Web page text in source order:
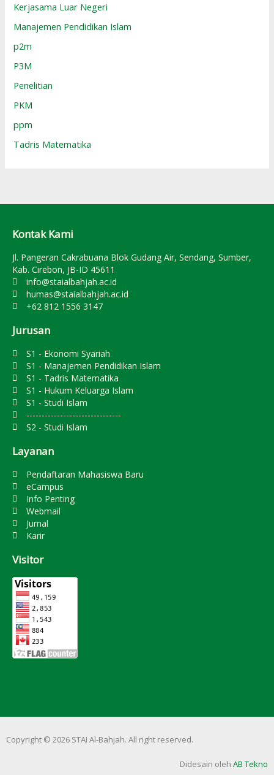
Kerjasama Luar Negeri
Manajemen Pendidikan Islam
p2m
P3M
Penelitian
PKM
ppm
Tadris Matematika
Kontak Kami
Jl. Pangeran Cakrabuana Blok Gudang Air, Sendang, Sumber,
Kab. Cirebon, JB-ID 45611
info@staialbahjah.ac.id
humas@staialbahjah.ac.id
+62 812 1556 3147
Jurusan
S1 - Ekonomi Syariah
S1 - Manajemen Pendidikan Islam
S1 - Tadris Matematika
S1 - Hukum Keluarga Islam
S1 - Studi Islam
-------------------------------
S2 - Studi Islam
Layanan
Pendaftaran Mahasiswa Baru
eCampus
Info Penting
Webmail
Jurnal
Karir
Visitor
Copyright © 2026 STAI Al-Bahjah. All right reserved.
Didesain oleh AB Tekno